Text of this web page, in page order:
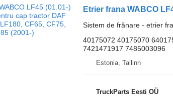
Sistem de frânare - etrier
40175072 40175070
7421471917 7485003096
Estonia, Tallinn
TruckParts Eesti OÜ